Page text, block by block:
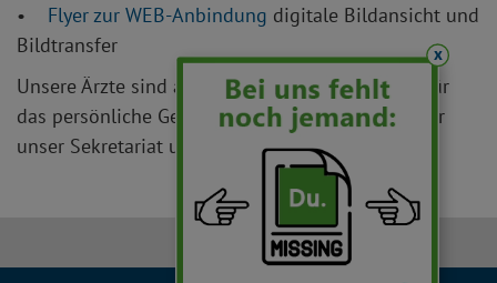
• Flyer zur WEB-Anbindung digitale Bildansicht und
Bildtransfer
Unsere Ärzte sind aber selbstverständlich auch für
das persönliche Gespräch für Sie erreichbar - über
unser Sekretariat unter Tel. 0681 / 963 2351.
x